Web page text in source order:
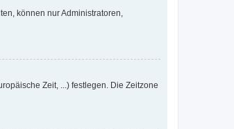
können nur Administratoren,
Zeit, ...) festlegen. Die Zeitzone